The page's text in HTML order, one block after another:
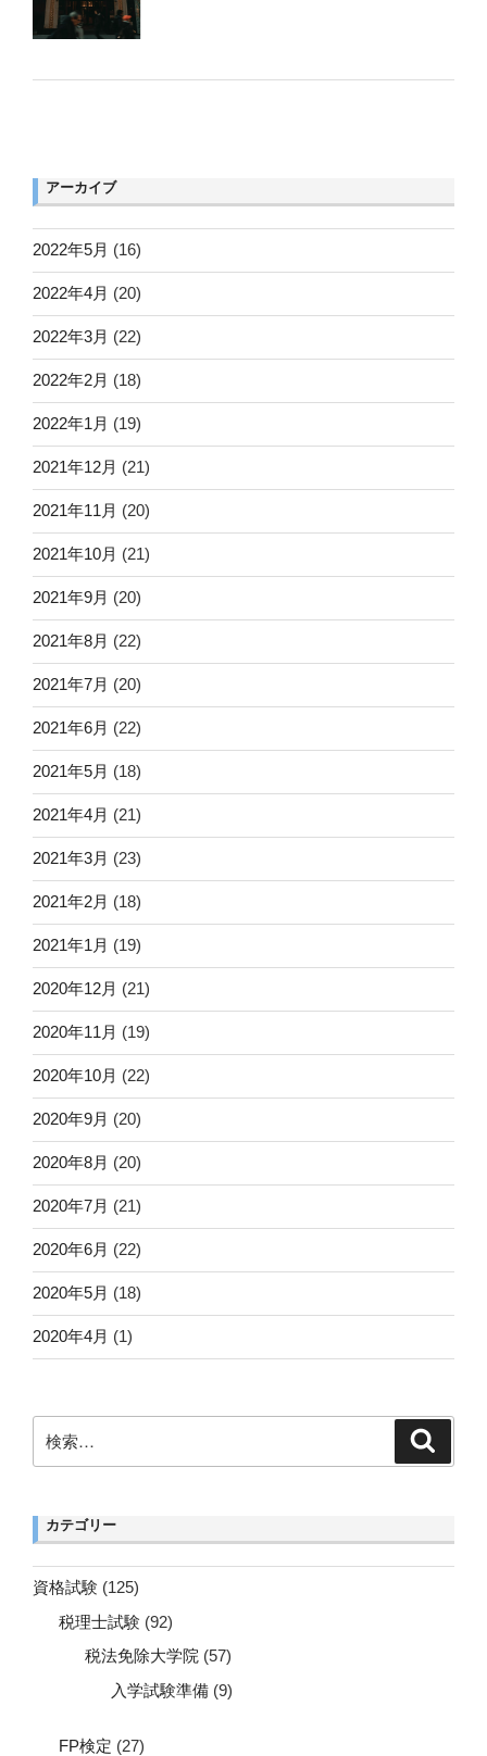
アーカイブ
2022年5月 (16)
2022年4月 (20)
2022年3月 (22)
2022年2月 (18)
2022年1月 (19)
2021年12月 (21)
2021年11月 (20)
2021年10月 (21)
2021年9月 (20)
2021年8月 (22)
2021年7月 (20)
2021年6月 (22)
2021年5月 (18)
2021年4月 (21)
2021年3月 (23)
2021年2月 (18)
2021年1月 (19)
2020年12月 (21)
2020年11月 (19)
2020年10月 (22)
2020年9月 (20)
2020年8月 (20)
2020年7月 (21)
2020年6月 (22)
2020年5月 (18)
2020年4月 (1)
索:
カテゴリー
資格試験 (125)
税理士試験 (92)
税法免除大学院 (57)
入学試験準備 (9)
FP検定 (27)